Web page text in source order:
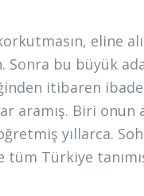
eline
Sonra bu büyük
itibaren
aramış. Biri onun
yıllarca.
Türkiye